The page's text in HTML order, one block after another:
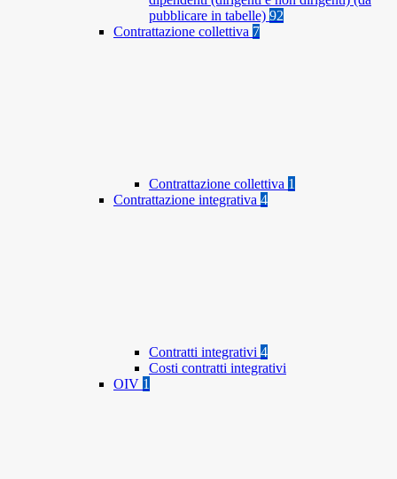
pubblicare in tabelle) 92
Contrattazione collettiva 7
Contrattazione collettiva 1
Contrattazione integrativa 4
Contratti integrativi 4
Costi contratti integrativi
OIV 1